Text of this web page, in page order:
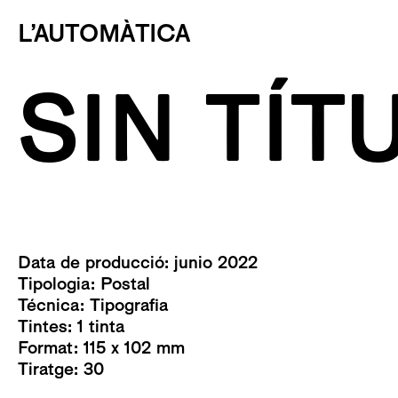
L’AUTOMÀTICA
SIN
Data de producció: junio 2022
Tipologia: Postal
Técnica: Tipografia
Tintes: 1 tinta
Format: 115 x 102 mm
Tiratge: 30